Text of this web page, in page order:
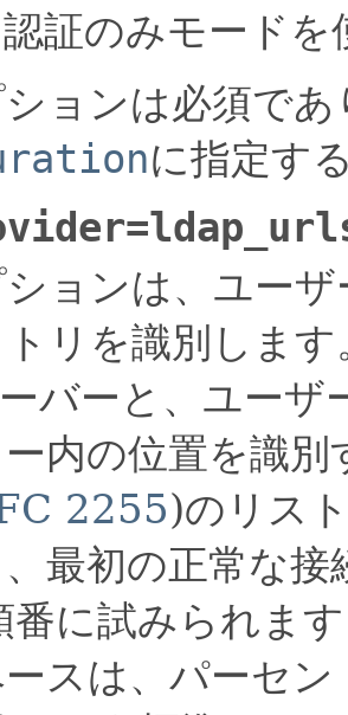
証のみモード
ョンは必須で
に指定す
ョンは、ユー
リを識別します
バーと、ユーザ
ー内の位置を識
2255)のリス
最初の正常な
に試みられま
スは、パーセン